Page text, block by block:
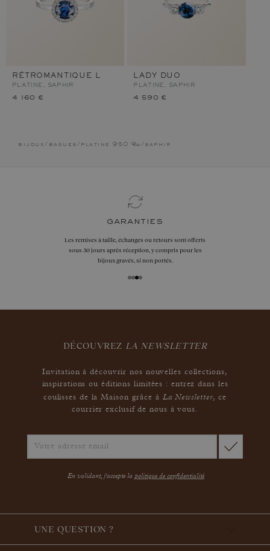
RÉTROMANTIQUE L
PLATINE, SAPHIR
4 160 €
LADY DUO
PLATINE, SAPHIR
4 590 €
bijoux / bagues / platine 950 ‰ / saphir
garanties
Les remises à taille, échanges ou retours sont offerts
sous 30 jours après réception, y compris pour les
bijoux gravés, si non portés.
DÉCOUVREZ LA NEWSLETTER
Invitation à découvrir nos nouvelles collections,
inspirations ou éditions limitées : entrez dans les
coulisses de la Maison grâce à La Newsletter,ce
courrier exclusif de nous à vous.
En validant, j'accepte la politique de confidentialité
UNE QUESTION ?